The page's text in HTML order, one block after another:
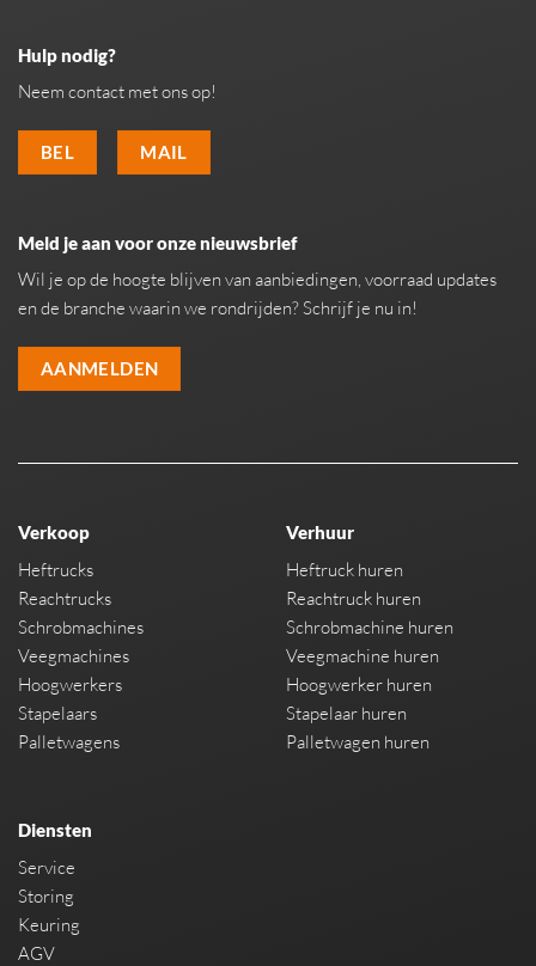
Hulp nodig?
Neem contact met ons op!
BEL MAIL
Meld je aan voor onze nieuwsbrief
Wil je op de hoogte blijven van aanbiedingen, voorraad updates
en de branche waarin we rondrijden? Schrijf je nu in!
AANMELDEN
Verkoop
Heftrucks
Reachtrucks
Schrobmachines
Veegmachines
Hoogwerkers
Stapelaars
Palletwagens
Verhuur
Heftruck huren
Reachtruck huren
Schrobmachine huren
Veegmachine huren
Hoogwerker huren
Stapelaar huren
Palletwagen huren
Diensten
Service
Storing
Keuring
AGV